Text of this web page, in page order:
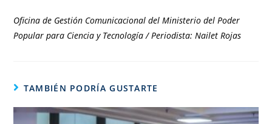
Oficina de Gestión Comunicacional del Ministerio del Poder
Popular para Ciencia y Tecnología / Periodista: Nailet Rojas
TAMBIÉN PODRÍA GUSTARTE